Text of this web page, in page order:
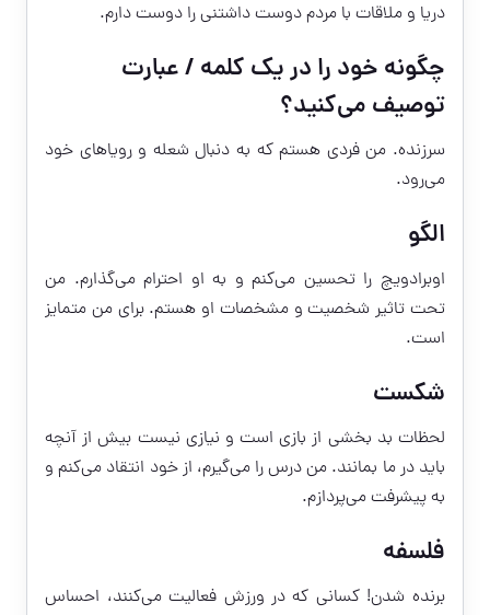
دریا و ملاقات با مردم دوست داشتنی را دوست دارم.
چگونه خود را در یک کلمه / عبارت
توصیف می‌کنید؟
سرزنده. من فردی هستم که به دنبال شعله و رویاهای خود
می‌رود.
الگو
اوبرادویچ را تحسین می‌کنم و به او احترام می‌گذارم. من
تحت تاثیر شخصیت و مشخصات او هستم. برای من متمایز
است.
شکست
لحظات بد بخشی از بازی است و نیازی نیست بیش از آنچه
باید در ما بمانند. من درس را می‌گیرم، از خود انتقاد می‌کنم و
به پیشرفت می‌پردازم.
فلسفه
برنده شدن! کسانی که در ورزش فعالیت می‌کنند، احساس